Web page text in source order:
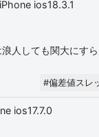
ios18.3.1
人しても関大にす
#偏差値スレ
ios17.7.0